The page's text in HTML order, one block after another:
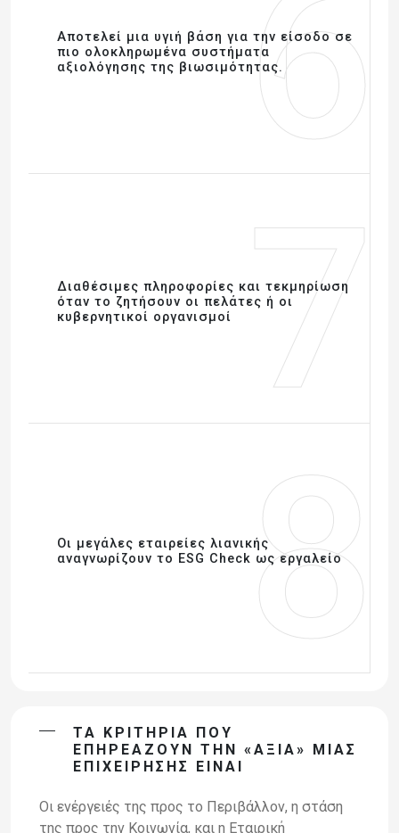
Αποτελεί μια υγιή βάση για την είσοδο σε
πιο ολοκληρωμένα συστήματα
αξιολόγησης της βιωσιμότητας.6
Διαθέσιμες πληροφορίες και τεκμηρίωση
όταν το ζητήσουν οι πελάτες ή οι
κυβερνητικοί οργανισμοί
7
Οι μεγάλες εταιρείες λιανικής
αναγνωρίζουν το ESG Check ως εργαλείο
8
ΤΑ ΚΡΙΤΉΡΙΑ ΠΟΥ
ΕΠΗΡΕΆΖΟΥΝ ΤΗΝ «ΑΞΊΑ» ΜΙΑΣ
ΕΠΙΧΕΊΡΗΣΗΣ ΕΊΝΑΙ
Οι ενέργειές της προς το Περιβάλλον, η στάση
της προς την Κοινωνία, και η Εταιρική